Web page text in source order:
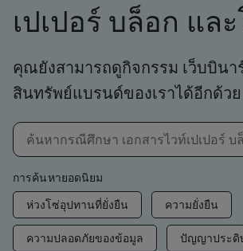
เปเปอร์ บล็อก แล
คุณยังสามารถดูกิจกรรม เว็บบินา
สินทรัพย์แบรนด์ของเราได้อีกด้วย
การค้นหายอดนิยม
ห่วงโซ่อุปทานที่ยั่งยืน
ความยั่งยืน
ความปลอดภัยของข้อมูล ปัญญาประดิ